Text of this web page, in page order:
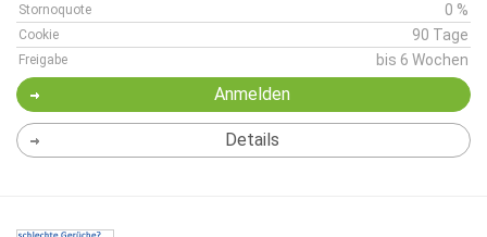
Stornoquote 0 %
Cookie 90 Tage
Freigabe bis 6 Wochen
Anmelden
Details